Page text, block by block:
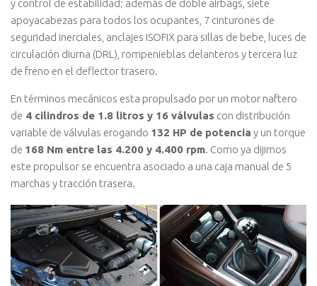
y control de estabilidad; además de doble airbags, siete
apoyacabezas para todos los ocupantes, 7 cinturones de
seguridad inerciales, anclajes ISOFIX para sillas de bebe, luces de
circulación diurna (DRL), rompenieblas delanteros y tercera luz
de freno en el deflector trasero.
En términos mecánicos esta propulsado por un motor naftero
de 4 cilindros de 1.8 litros y 16 válvulas con distribución
variable de válvulas erogando 132 HP de potencia y un torque
de 168 Nm entre las 4.200 y 4.400 rpm. Como ya dijimos
este propulsor se encuentra asociado a una caja manual de 5
marchas y tracción trasera.